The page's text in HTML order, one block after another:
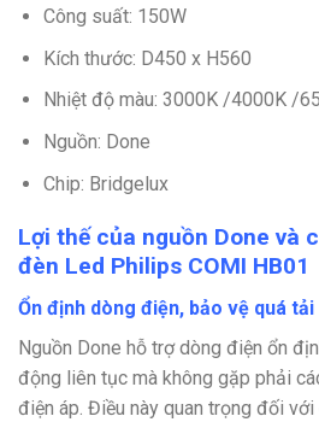
Công suất: 150W
Kích thước: D450 x H560
Nhiệt độ màu: 3000K /4000K /
Nguồn: Done
Chip: Bridgelux
Lợi thế của nguồn Done và
đèn Led Philips COMI HB01
Ổn định dòng điện, bảo vệ quá tải
Nguồn Done hỗ trợ dòng điện ổn
động liên tục mà không gặp phải
điện áp. Điều này quan trọng đối